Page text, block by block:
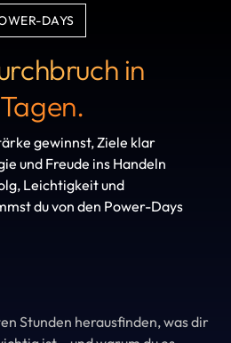
DAYS
in
gewinnst, Ziele klar
und Freude ins Handeln
Leichtigkeit und
du von den Power-Days
Stunden herausfinden, was dir